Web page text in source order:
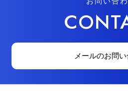
メールのお問